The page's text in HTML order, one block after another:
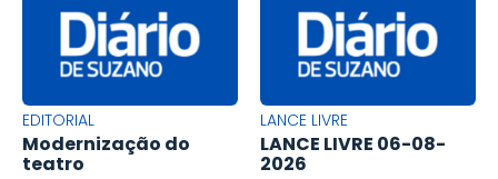
EDITORIAL
Modernização do
teatro
LANCE LIVRE
LANCE LIVRE 06-08-
2026